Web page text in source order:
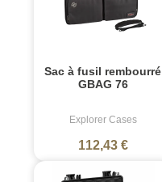
Sac à fusil rembourré
GBAG 76
Explorer Cases
112,43 €